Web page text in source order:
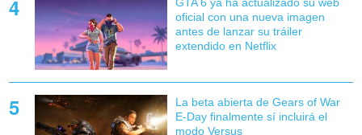
GTA 6 ya ha actualizado su web
oficial con una nueva imagen
antes de lanzar su tráiler
extendido en Netflix
La beta abierta de Gears of War
E-Day finalmente sí incluirá el
modo Versus